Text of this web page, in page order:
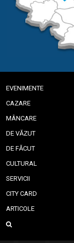
EVENIMENTE
CAZARE
MÂNCARE
DE VĂZUT
DE FĂCUT
CULTURAL
SERVICII
CITY CARD
ARTICOLE